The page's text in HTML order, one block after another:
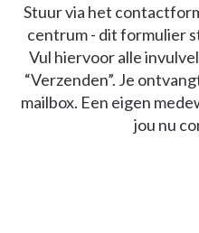
Stuur via het
centrum - dit formulier
Vul hiervoor alle
“Verzenden”. Je
mailbox. Een eigen
jou nu